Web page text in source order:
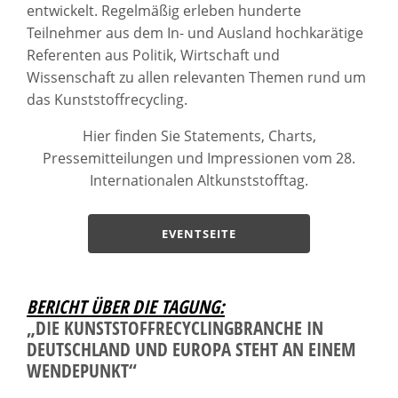
entwickelt. Regelmäßig erleben hunderte
Teilnehmer aus dem In- und Ausland hochkarätige
Referenten aus Politik, Wirtschaft und
Wissenschaft zu allen relevanten Themen rund um
das Kunststoffrecycling.
Hier finden Sie Statements, Charts,
Pressemitteilungen und Impressionen vom 28.
Internationalen Altkunststofftag.
EVENTSEITE
BERICHT ÜBER DIE TAGUNG:
„DIE KUNSTSTOFFRECYCLINGBRANCHE IN
DEUTSCHLAND UND EUROPA STEHT AN EINEM
WENDEPUNKT“